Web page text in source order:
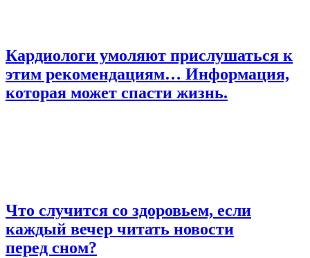
Кардиологи умоляют прислушаться к
этим рекомендациям… Информация,
которая может спасти жизнь.
Что случится со здоровьем, если
каждый вечер читать новости
перед сном?